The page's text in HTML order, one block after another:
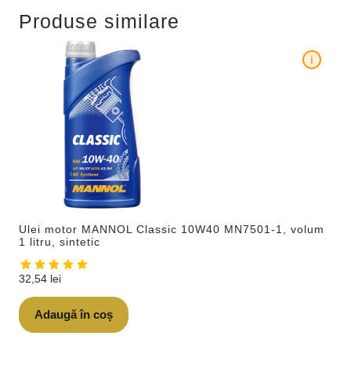
Produse similare
Ulei motor MANNOL Classic 10W40 MN7501-1, volum
1 litru, sintetic
i
32,54 lei
Adaugă în coș